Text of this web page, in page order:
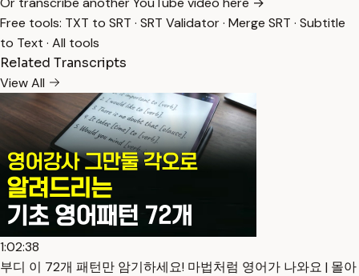
Free tools: TXT to SRT · SRT Validator· Merge SRT · Subtitle
to Text · All tools
Related Transcripts
View All
1:02:38
부디 이 72개 패턴만 암기하세요! 마법처럼 영어가 나와요 | 몰아